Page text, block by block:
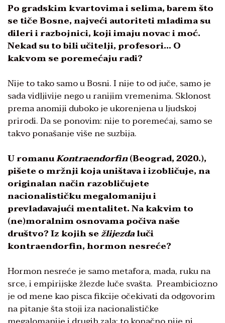
Po gradskim kvartovima i selima, barem što
se tiče Bosne, najveći autoriteti mladima su
dileri i razbojnici, koji imaju novac i moć.
Nekad su to bili učitelji, profesori… O
kakvom se poremećaju radi?
Nije to tako samo u Bosni. I nije to od juče, samo je
sada vidljivije nego u ranijim vremenima. Sklonost
prema anomiji duboko je ukorenjena u ljudskoj
prirodi. Da se ponovim: nije to poremećaj, samo se
takvo ponašanje više ne suzbija.
U romanuKontraendorfin(Beograd, 2020.),
pišete o mržnji koja uništava i izobličuje, na
originalan način razobličujete
nacionalističku megalomaniju i
prevladavajući mentalitet. Na kakvim to
(ne)moralnim osnovama počiva naše
društvo? Iz kojih sežlijezdaluči
kontraendorfin, hormon nesreće?
Hormon nesreće je samo metafora, mada, ruku na
srce, i empirijske žlezde luče svašta. Preambiciozno
je od mene kao pisca fikcije očekivati da odgovorim
na pitanje šta stoji iza nacionalističke